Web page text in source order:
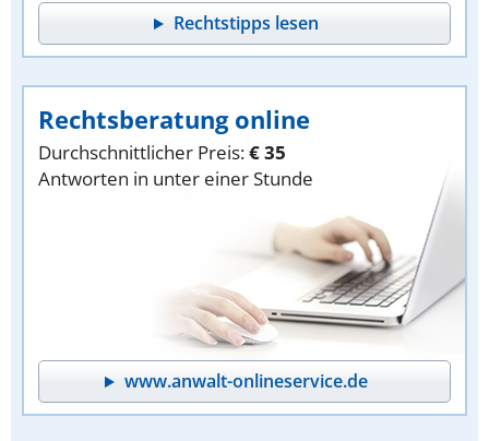
Rechtstipps lesen
Rechtsberatung online
Durchschnittlicher Preis:€ 35
Antworten in unter einer Stunde
www.anwalt-onlineservice.de